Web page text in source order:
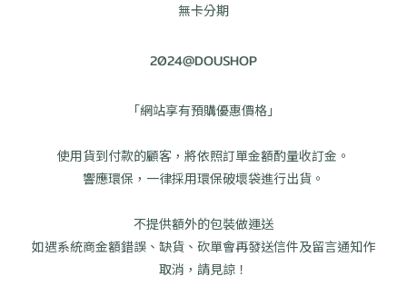
無卡分期
2024@DOUSHOP
「網站享有預購優惠價格」
使用貨到付款的顧客，將依照訂單金額酌量收訂金。
響應環保，一律採用環保破壞袋進行出貨。
不提供額外的包裝做運送
如遇系統商金額錯誤、缺貨、砍單會再發送信件及留言通知作
取消，請見諒！